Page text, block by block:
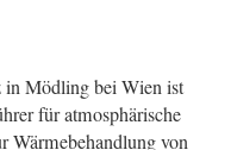
Mödling bei Wien ist
für atmosphärische
Wärmebehandlung von